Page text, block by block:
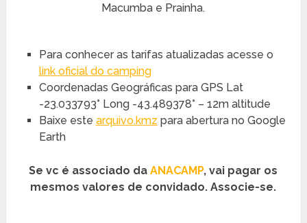
Macumba e Prainha.
Para conhecer as tarifas atualizadas acesse o
link oficial do camping
Coordenadas Geográficas para GPS Lat
-23.033793° Long -43.489378° – 12m altitude
Baixe este arquivo.kmz para abertura no Google
Earth
Se vc é associado daANACAMP, vai pagar os
mesmos valores de convidado. Associe-se.